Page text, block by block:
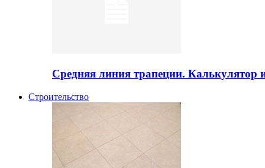
Средняя линия трапеции.
Строительство